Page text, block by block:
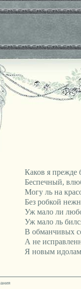
Каков я прежде
Беспечный,
Могу ль на
Без робкой
Уж мало ли
Уж мало ль
В обманчивых
А не
Я новым